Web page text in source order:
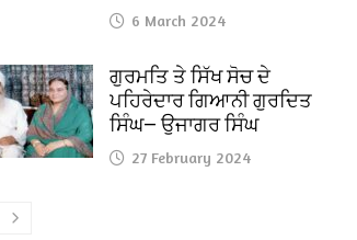
6 March 2024
ਗੁਰਮਤਿ ਤੇ ਸਿੱਖ ਸੋਚ ਦੇ
ਪਹਿਰੇਦਾਰ ਗਿਆਨੀ ਗੁਰਦਿਤ
ਸਿੰਘ— ਉਜਾਗਰ ਸਿੰਘ
27 February 2024